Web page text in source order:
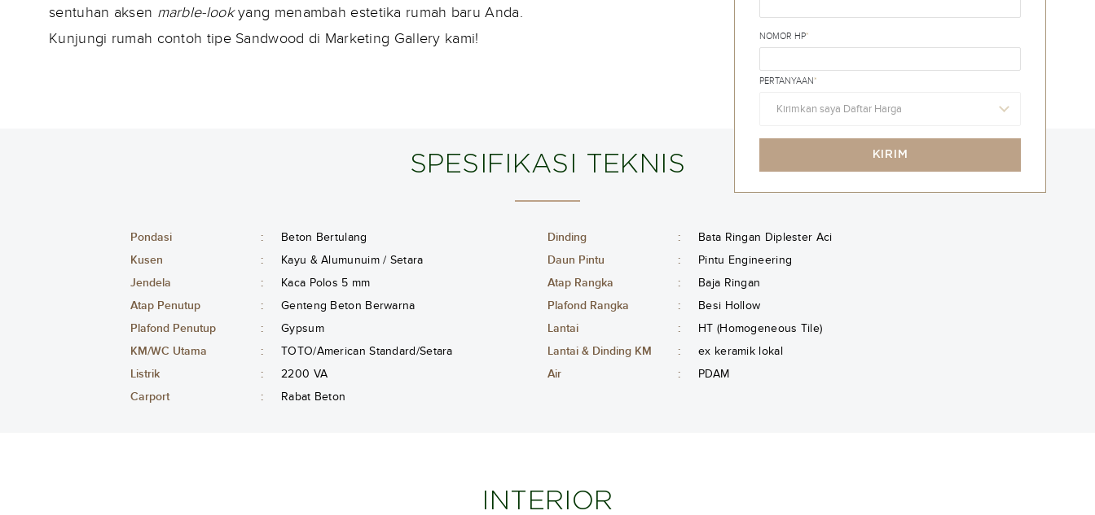
NOMOR HP*
PERTANYAAN*
Kirimkan saya Daftar Harga
KIRIM
sentuhan aksen marble-lookyang menambah estetika rumah baru Anda.
Kunjungi rumah contoh tipe Sandwood di Marketing Gallery kami!
SPESIFIKASI TEKNIS
Pondasi : Beton Bertulang Dinding :
Bata Ringan Diplester Aci
Kusen
: Kayu & Alumunuim / Setara Daun Pintu :
Pintu Engineering
Jendela
: Kaca Polos 5 mm Atap Rangka :
Baja Ringan
Atap Penutup
: Genteng Beton Berwarna Plafond Rangka :
Besi Hollow
Plafond Penutup
: Gypsum Lantai :
HT (Homogeneous Tile)
KM/WC Utama
: TOTO/American Standard/Setara Lantai & Dinding KM :
ex keramik lokal
Listrik
: 2200 VA Air :
PDAM
Carport
: Rabat Beton
INTERIOR